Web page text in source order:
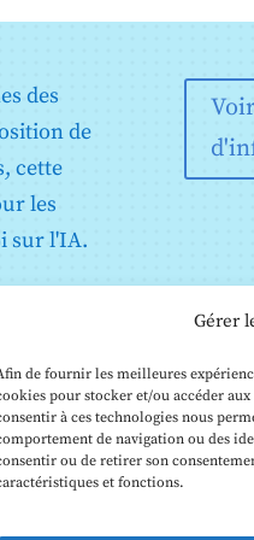
Gérer
de fournir les meilleures
pour stocker et/ou accéder
à ces technologies nous
de navigation ou des
ou de retirer son
et fonctions.
des
de
cette
les
sur l'IA.